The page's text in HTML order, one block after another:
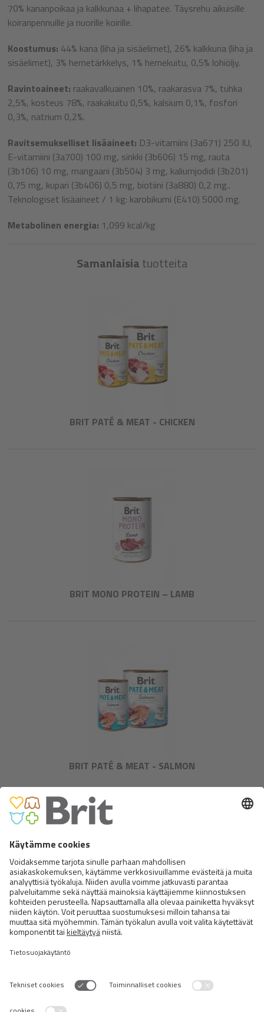
70% kananpoikaa ja kalkkunaa + lihapatee. Täysrehu aikuisille
koiranpennuille ja nuorille koirille.
Koostumus: 44% kana (liha ja sisäelimet), 26% kalkkuna (liha ja
sisäelimet), 3% hernetärkkelys, 1% hernekuitu, 0,5% lohiöljy.
Ravintoaineet: raakavalkuainen 10%, raakarasva 7%, tuhka
2,5%, kosteus 78%, raakakuitu 0,5%, kalsium 0,1%, fosfori
0,3%, natrium 0,2%.
Ravitsemukselliset lisäaineet: D3-vitamiini (3a671) 250 IU,
E-vitamiini (3a700) 100 mg, sinkki (3b606) 15 mg, rauta
(3b106) 10 mg, mangaani (3b504) 3 mg, kaliumjodidi (3b201)
0,75 mg, kupari (3b406) 0,5 mg, biotiini (3a880) 0,2 mg..
Teknologiset lisäaineet / 1 kg: karobikumi (E410) 5000 mg.
Metabolinen energia: 1,099 kcal/kg
Samanlaisiatuotteita
BRIT PATÉ & MEAT - CHICKEN
BRIT MONO PROTEIN – LAMB
BRIT PATÉ & MEAT - SALMON
BRIT FRESH VEAL WITH MILLET